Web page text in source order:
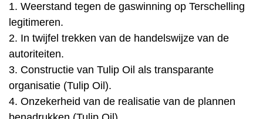
1. Weerstand tegen de gaswinning op Terschelling
legitimeren.
2. In twijfel trekken van de handelswijze van de
autoriteiten.
3. Constructie van Tulip Oil als transparante
organisatie (Tulip Oil).
4. Onzekerheid van de realisatie van de plannen